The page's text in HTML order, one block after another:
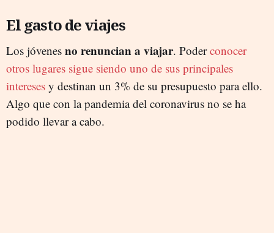
El gasto de viajes
Los jóvenes no renuncian a viajar. Poderconocer
otros lugares sigue siendo uno de sus principales
intereses y destinan un 3% de su presupuesto para ello.
Algo que con la pandemia del coronavirus no se ha
podido llevar a cabo.